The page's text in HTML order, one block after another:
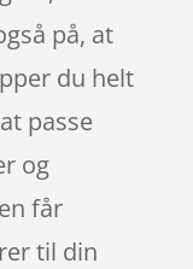
på, at
du helt
passe
og
får
til din